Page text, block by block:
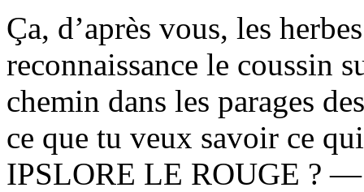
Ça, d’après vous, les
reconnaissance le coussin
chemin dans les parages
ce que tu veux savoir ce
IPSLORE LE ROUGE ? —